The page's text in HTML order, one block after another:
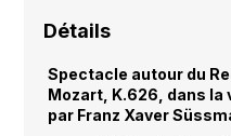
Détails
Spectacle autour du
Mozart, K.626, dans la
par Franz Xaver